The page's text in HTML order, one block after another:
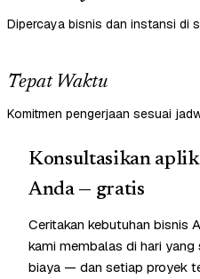
Dipercaya bisnis dan instansi di
Tepat Waktu
Komitmen pengerjaan sesuai
Konsultasikan
Anda — gratis
Ceritakan kebutuhan bisnis
kami membalas di hari yang
biaya — dan setiap proyek